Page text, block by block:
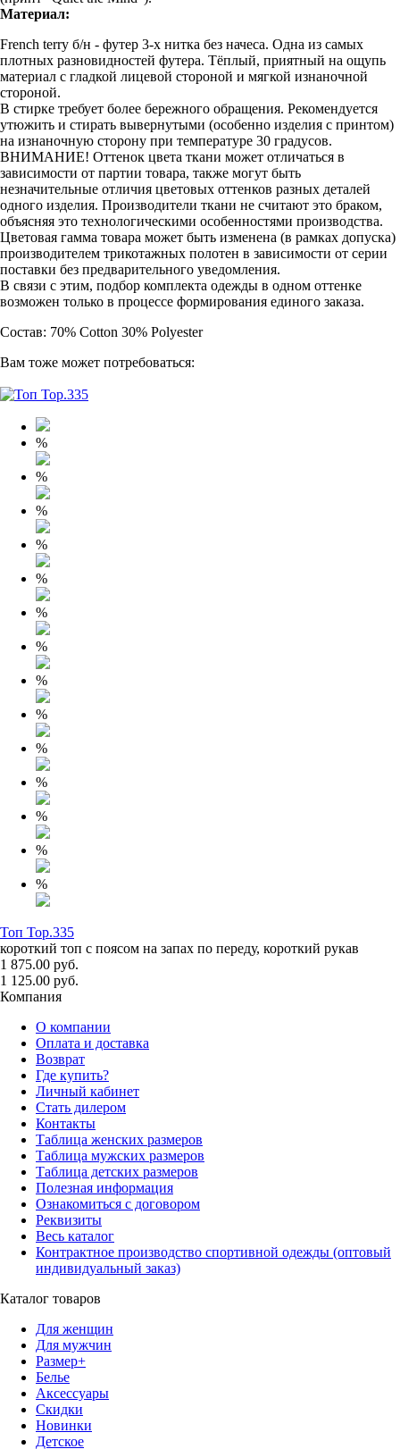
Материал:
French terry б/н - футер 3-х нитка без начеса. Одна из самых
плотных разновидностей футера. Тёплый, приятный на ощупь
материал с гладкой лицевой стороной и мягкой изнаночной
стороной.
В стирке требует более бережного обращения. Рекомендуется
утюжить и стирать вывернутыми (особенно изделия с принтом)
на изнаночную сторону при температуре 30 градусов.
ВНИМАНИЕ! Оттенок цвета ткани может отличаться в
зависимости от партии товара, также могут быть
незначительные отличия цветовых оттенков разных деталей
одного изделия. Производители ткани не считают это браком,
объясняя это технологическими особенностями производства.
Цветовая гамма товара может быть изменена (в рамках допуска)
производителем трикотажных полотен в зависимости от серии
поставки без предварительного уведомления.
В связи с этим, подбор комплекта одежды в одном оттенке
возможен только в процессе формирования единого заказа.
Состав: 70% Cotton 30% Polyester
Вам тоже может потребоваться:
%
%
%
%
%
%
%
%
%
%
%
%
%
%
Топ Top.335
короткий топ с поясом на запах по переду, короткий рукав
1 875.00 руб.
1 125.00 руб.
Компания
О компании
Оплата и доставка
Возврат
Где купить?
Личный кабинет
Стать дилером
Контакты
Таблица женских размеров
Таблица мужских размеров
Таблица детских размеров
Полезная информация
Ознакомиться с договором
Реквизиты
Весь каталог
Контрактное производство спортивной одежды (оптовый
индивидуальный заказ)
Каталог товаров
Для женщин
Для мужчин
Размер+
Белье
Аксессуары
Скидки
Новинки
Детское